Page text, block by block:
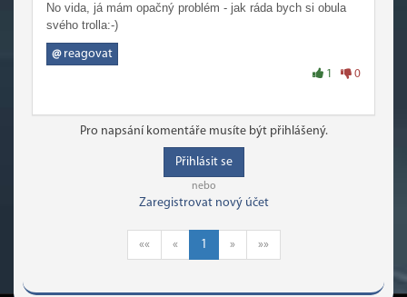
No vida, já mám opačný problém - jak ráda bych si obula
svého trolla:-)
@reagovat
1 0
Pro napsání komentáře musíte být přihlášený.
Přihlásit se
nebo
Zaregistrovat nový účet
«« « 1 » »»